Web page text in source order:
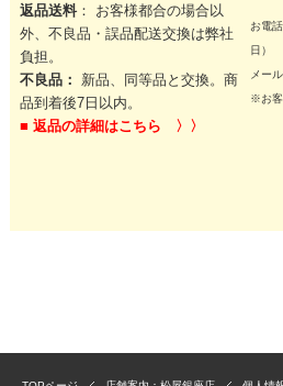
返品送料： お客様都合の場合以
外、不良品・誤品配送交換は弊社
負担。
不良品：
新品、同等品と交換。商
品到着後7日以内。
■ 返品の詳細はこちら 〉〉
お電
日
メー
※お客